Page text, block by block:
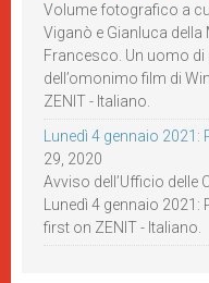
Volume fotografico a
Viganò e Gianluca della
Francesco. Un uomo di
dell’omonimo film di
ZENIT - Italiano.
Lunedì 4 gennaio
29, 2020
Avviso dell’Ufficio delle
Lunedì 4 gennaio
first on ZENIT - Italiano.